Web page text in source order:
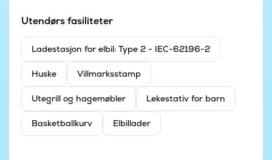
Utendørs fasiliteter
Ladestasjon for elbil: Type 2 - IEC-62196-2
Huske Villmarksstamp
Utegrill og hagemøbler Lekestativ for barn
Basketballkurv Elbillader